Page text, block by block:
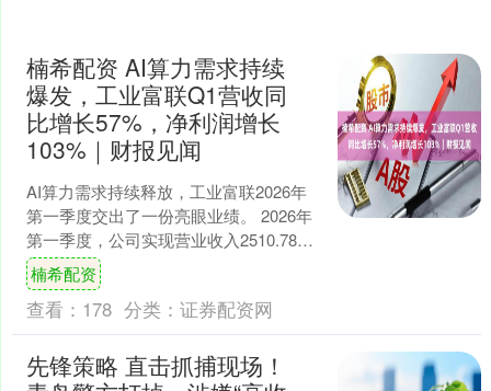
楠希配资 AI算力需求持续
爆发，工业富联Q1营收同
比增长57%，净利润增长
103%｜财报见闻
AI算力需求持续释放，工业富联2026年
第一季度交出了一份亮眼业绩。 2026年
第一季度，公司实现营业收入2510.78亿
元，同比增长56.52%；归属于上市公....
楠希配资
查看： 178 分类： 证券配资网
先锋策略 直击抓捕现场！